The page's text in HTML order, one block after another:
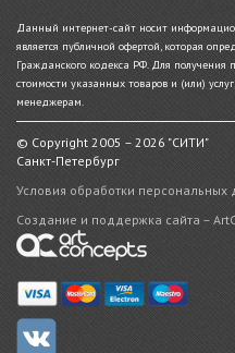
Данный интернет-сайт носит
является публичной офертой, которая
Гражданского кодекса РФ. Для
стоимости указанных товаров и (или)
менеджерам.
© Copyright 2005 – 2026 "СИТИ"
Санкт-Петербург
Условия обработки персональных
Создание и поддержка сайта –